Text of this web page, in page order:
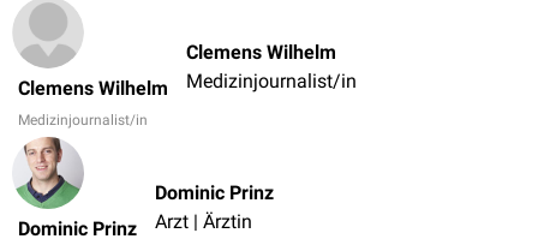
Clemens Wilhelm
Medizinjournalist/in
Clemens Wilhelm
Medizinjournalist/in
Dominic Prinz
Dominic Prinz
Arzt | Ärztin